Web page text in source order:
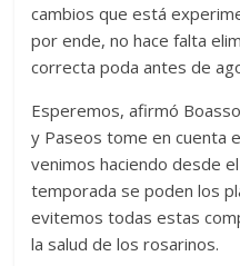
cambios que está
por ende, no hace falta
correcta poda antes de
Esperemos, afirmó
y Paseos tome en cuenta
venimos haciendo desde
temporada se poden los
evitemos todas estas
la salud de los rosarinos.